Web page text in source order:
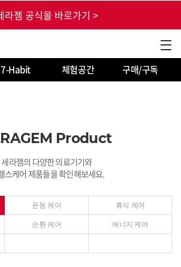
본문 바로가기
라젬 공식몰 바로가기 >
GNB
7-Habit 체험공간 구매/구독
Product
세라젬의 다양한 의료기기와
스케어 제품들을 확인해보세요.
운동 케어 휴식 케어
순환 케어 에너지 케어